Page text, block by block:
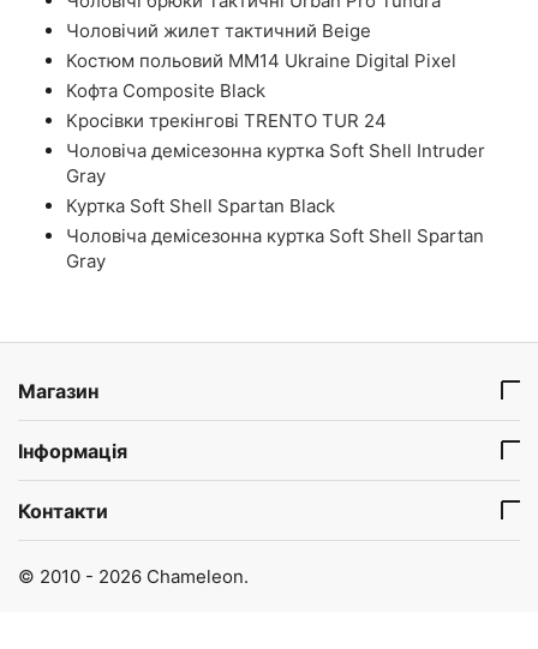
Чоловічий жилет тактичний Beige
Костюм польовий ММ14 Ukraine Digital Pixel
Кофта Composite Black
Кросівки трекінгові TRENTO TUR 24
Чоловіча демісезонна куртка Soft Shell Intruder
Gray
Куртка Soft Shell Spartan Black
Чоловіча демісезонна куртка Soft Shell Spartan
Gray
Магазин
Інформація
Контакти
© 2010 - 2026 Chameleon.